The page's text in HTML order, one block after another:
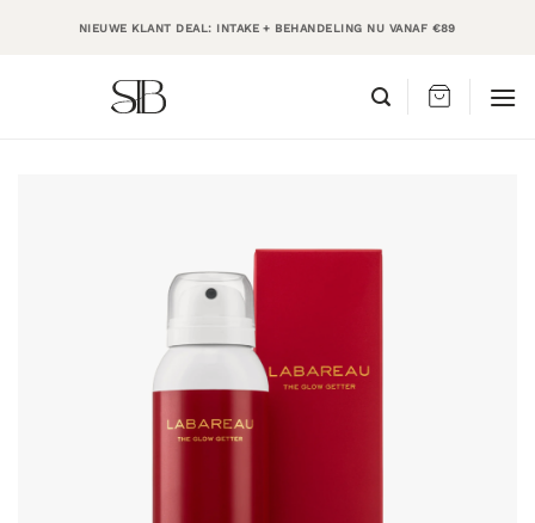
NIEUWE KLANT DEAL: INTAKE + BEHANDELING NU VANAF €89